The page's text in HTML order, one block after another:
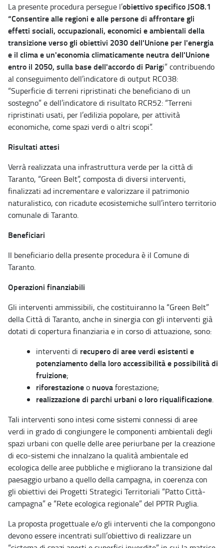
La presente procedura persegue l’obiettivo specifico JSO8.1
“Consentire alle regioni e alle persone di affrontare gli
effetti sociali, occupazionali, economici e ambientali della
transizione verso gli obiettivi 2030 dell'Unione per l'energia
e il clima e un'economia climaticamente neutra dell'Unione
entro il 2050, sulla base dell'accordo di Parigi” contribuendo
al conseguimento dell’indicatore di output RCO38:
“Superficie di terreni ripristinati che beneficiano di un
sostegno” e dell’indicatore di risultato RCR52: “Terreni
ripristinati usati, per l’edilizia popolare, per attività
economiche, come spazi verdi o altri scopi”.
Risultati attesi
Verrà realizzata una infrastruttura verde per la città di
Taranto, “Green Belt”, composta di diversi interventi,
finalizzati ad incrementare e valorizzare il patrimonio
naturalistico, con ricadute ecosistemiche sull’intero territorio
comunale di Taranto.
Beneficiari
Il beneficiario della presente procedura è il Comune di
Taranto.
Operazioni finanziabili
Gli interventi ammissibili, che costituiranno la “Green Belt”
della Città di Taranto, anche in sinergia con gli interventi già
dotati di copertura finanziaria e in corso di attuazione, sono:
interventi di recupero di aree verdi esistenti e
potenziamento della loro accessibilità e possibilità di
fruizione;
riforestazioneo nuovaforestazione;
realizzazione di parchi urbani o loro riqualificazione.
Tali interventi sono intesi come sistemi connessi di aree
verdi in grado di congiungere le componenti ambientali degli
spazi urbani con quelle delle aree periurbane per la creazione
di eco-sistemi che innalzano la qualità ambientale ed
ecologica delle aree pubbliche e migliorano la transizione dal
paesaggio urbano a quello della campagna, in coerenza con
gli obiettivi dei Progetti Strategici Territoriali “Patto Città-
campagna” e “Rete ecologica regionale” del PPTR Puglia.
La proposta progettuale e/o gli interventi che la compongono
devono essere incentrati sull’obiettivo di realizzare un